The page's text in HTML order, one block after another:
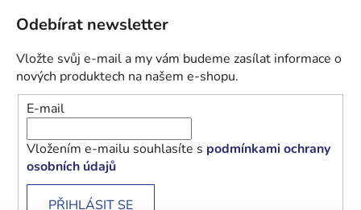
Odebírat newsletter
Vložte svůj e-mail a my vám budeme zasílat informace o
nových produktech na našem e-shopu.
E-mail
Vložením e-mailu souhlasíte s podmínkami ochrany
osobních údajů
PŘIHLÁSIT SE